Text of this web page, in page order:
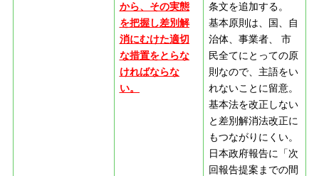
から、その実態
を把握し差別解
消にむけた適切
な措置をとらな
ければならな
い。
条文を追加する。
基本原則は、国、自
治体、事業者、 市
民全てにとっての原
則なので、主語をい
れないことに留意。
基本法を改正しない
と差別解消法改正に
もつながりにくい。
日本政府報告に「次
回報告提案までの間